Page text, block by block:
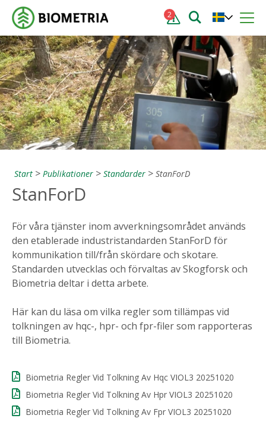
2
Start Publikationer Standarder StanForD
StanForD
För våra tjänster inom avverkningsområdet används
den etablerade industristandarden StanForD för
kommunikation till/från skördare och skotare.
Standarden utvecklas och förvaltas av Skogforsk och
Biometria deltar i detta arbete.
Här kan du läsa om vilka regler som tillämpas vid
tolkningen av hqc-, hpr- och fpr-filer som rapporteras
till Biometria.
Biometria Regler Vid Tolkning Av Hqc VIOL3 20251020
Biometria Regler Vid Tolkning Av Hpr VIOL3 20251020
Biometria Regler Vid Tolkning Av Fpr VIOL3 20251020